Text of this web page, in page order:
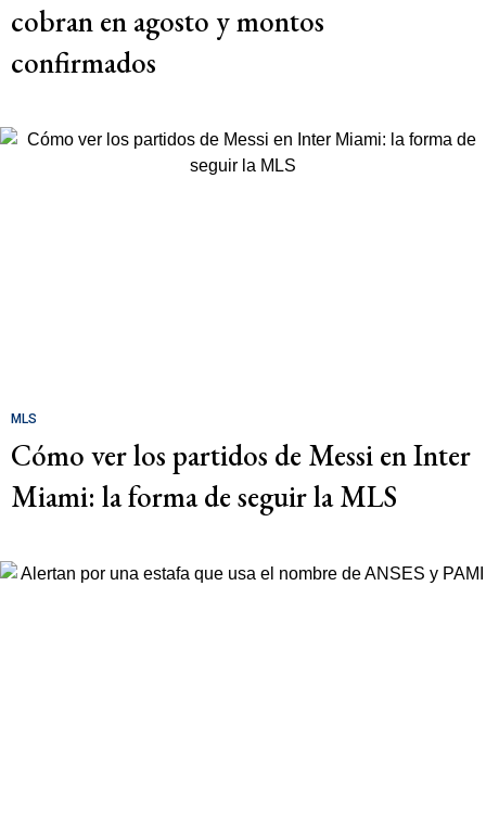
cobran en agosto y montos
confirmados
MLS
Cómo ver los partidos de Messi en Inter
Miami: la forma de seguir la MLS